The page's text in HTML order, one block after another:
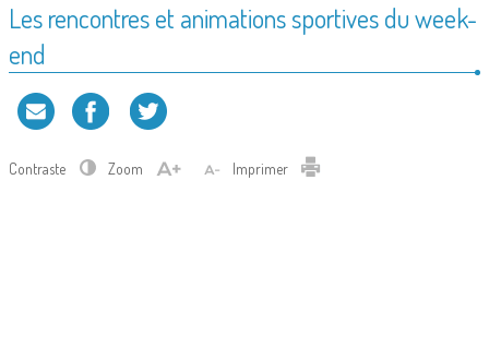
Les rencontres et animations sportives du week-
end
Contraste Zoom Imprimer